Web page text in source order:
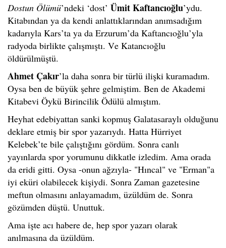
Dostun Ölümü’ndeki ‘dost’ Ümit Kaftancıoğlu’ydu.
Kitabından ya da kendi anlattıklarından anımsadığım
kadarıyla Kars’ta ya da Erzurum’da Kaftancıoğlu’yla
radyoda birlikte çalışmıştı. Ve Katancıoğlu
öldürülmüştü.
Ahmet Çakır’la daha sonra bir türlü ilişki kuramadım.
Oysa ben de büyük şehre gelmiştim. Ben de Akademi
Kitabevi Öykü Birincilik Ödülü almıştım.
Heyhat edebiyattan sanki kopmuş Galatasaraylı olduğunu
deklare etmiş bir spor yazarıydı. Hatta Hürriyet
Kelebek’te bile çalıştığını gördüm. Sonra canlı
yayınlarda spor yorumunu dikkatle izledim. Ama orada
da eridi gitti. Oysa -onun ağzıyla- "Hıncal" ve "Erman"a
iyi eküri olabilecek kişiydi. Sonra Zaman gazetesine
meftun olmasını anlayamadım, üzüldüm de. Sonra
gözümden düştü. Unuttuk.
Ama işte acı habere de, hep spor yazarı olarak
anılmasına da üzüldüm.